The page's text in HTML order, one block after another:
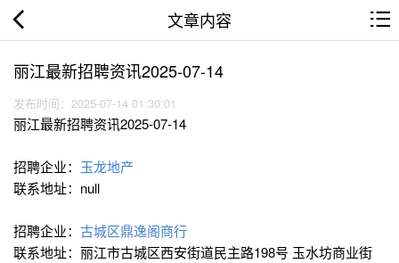
文章内容
丽江最新招聘资讯2025-07-14
发布时间：2025-07-14 01:30:01
丽江最新招聘资讯2025-07-14
招聘企业： 玉龙地产
联系地址：null
招聘企业： 古城区鼎逸阁商行
联系地址：丽江市古城区西安街道民主路198号 玉水坊商业街